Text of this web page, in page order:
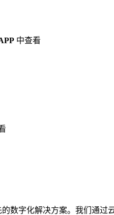
中查看
数字化解决方案。我们通过